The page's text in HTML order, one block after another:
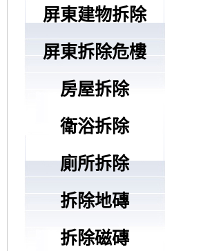
屏東建物拆除
屏東拆除危樓
房屋拆除
衛浴拆除
廁所拆除
拆除地磚
拆除磁磚